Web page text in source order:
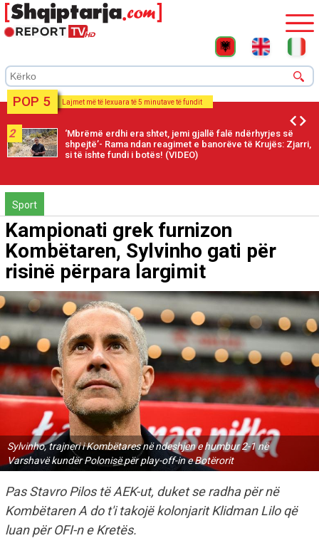
POP 5 Lajmet më të lexuara të 5 minutave të fundit
2
‘Mbrëmë erdhi era shtet, jemi gjallë falë ndërhyrjes së
shpejtë’- Rama ndan reagimet e banorëve të Krujës: Zjarri,
si të ishte fundi i botës! (VIDEO)
Sport
Kampionati grek furnizon
Kombëtaren, Sylvinho gati për
risinë përpara largimit
Sylvinho, trajneri i Kombëtares në ndeshjen e humbur 2-1 në
Varshavë kundër Polonisë për play-off-in e Botërorit
Pas Stavro Pilos të AEK-ut, duket se radha për në
Kombëtaren A do t'i takojë kolonjarit Klidman Lilo që
luan për OFI-n e Kretës.